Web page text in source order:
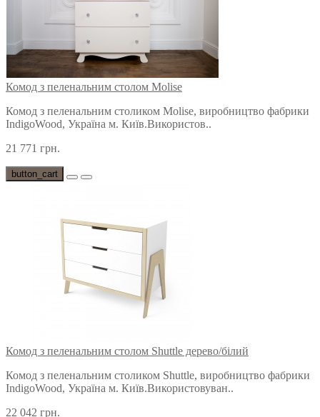
Комод з пеленальним столом Molise
Комод з пеленальним столиком Molise, виробництво фабрики
IndigoWood, Україна м. Київ.Використов..
21 771 грн.
button_cart
Комод з пеленальним столом Shuttle дерево/білий
Комод з пеленальним столиком Shuttle, виробництво фабрики
IndigoWood, Україна м. Київ.Використовуван..
22 042 грн.